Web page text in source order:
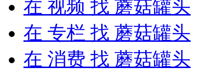
在 视频 找 蘑菇罐头
在 专栏 找 蘑菇罐头
在 消费 找 蘑菇罐头